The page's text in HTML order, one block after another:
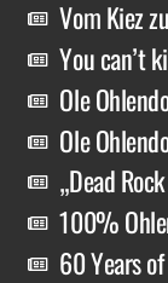
Vom Kiez
You can’t
Ole
Ole
„Dead
100%
60 Years